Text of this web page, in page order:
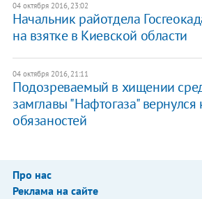
04 октября 2016, 23:02
Начальник райотдела
на взятке в Киевской области
04 октября 2016, 21:11
Подозреваемый в хищении
замглавы "Нафтогаза"
обязаностей
Про нас
Реклама на сайте